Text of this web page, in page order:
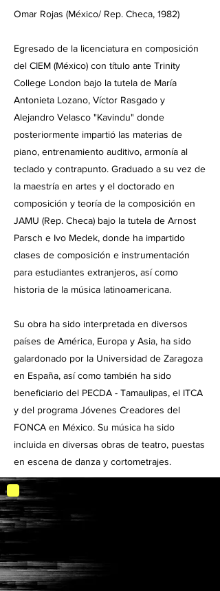
Omar Rojas (México/ Rep. Checa, 1982)
Egresado de la licenciatura en composición
del CIEM (México) con título ante Trinity
College London bajo la tutela de María
Antonieta Lozano, Víctor Rasgado y
Alejandro Velasco "Kavindu" donde
posteriormente impartió las materias de
piano, entrenamiento auditivo, armonía al
teclado y contrapunto. Graduado a su vez de
la maestría en artes y el doctorado en
composición y teoría de la composición en
JAMU (Rep. Checa) bajo la tutela de Arnost
Parsch e Ivo Medek, donde ha impartido
clases de composición e instrumentación
para estudiantes extranjeros, así como
historia de la música latinoamericana.
Su obra ha sido interpretada en diversos
países de América, Europa y Asia, ha sido
galardonado por la Universidad de Zaragoza
en España, así como también ha sido
beneficiario del PECDA - Tamaulipas, el ITCA
y del programa Jóvenes Creadores del
FONCA en México. Su música ha sido
incluida en diversas obras de teatro, puestas
en escena de danza y cortometrajes.